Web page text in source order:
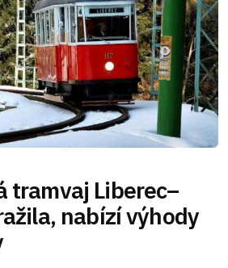
tramvaj Liberec–
nabízí výhody